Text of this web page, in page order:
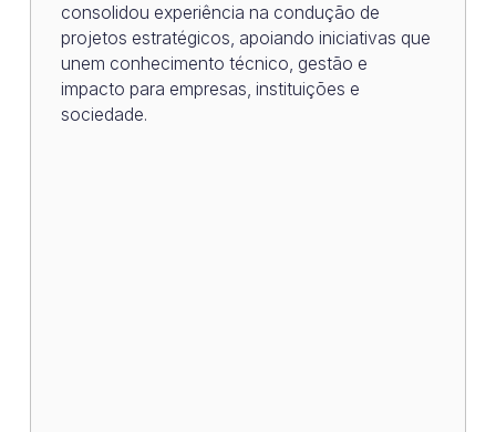
consolidou experiência na condução de
projetos estratégicos, apoiando iniciativas que
unem conhecimento técnico, gestão e
impacto para empresas, instituições e
sociedade.